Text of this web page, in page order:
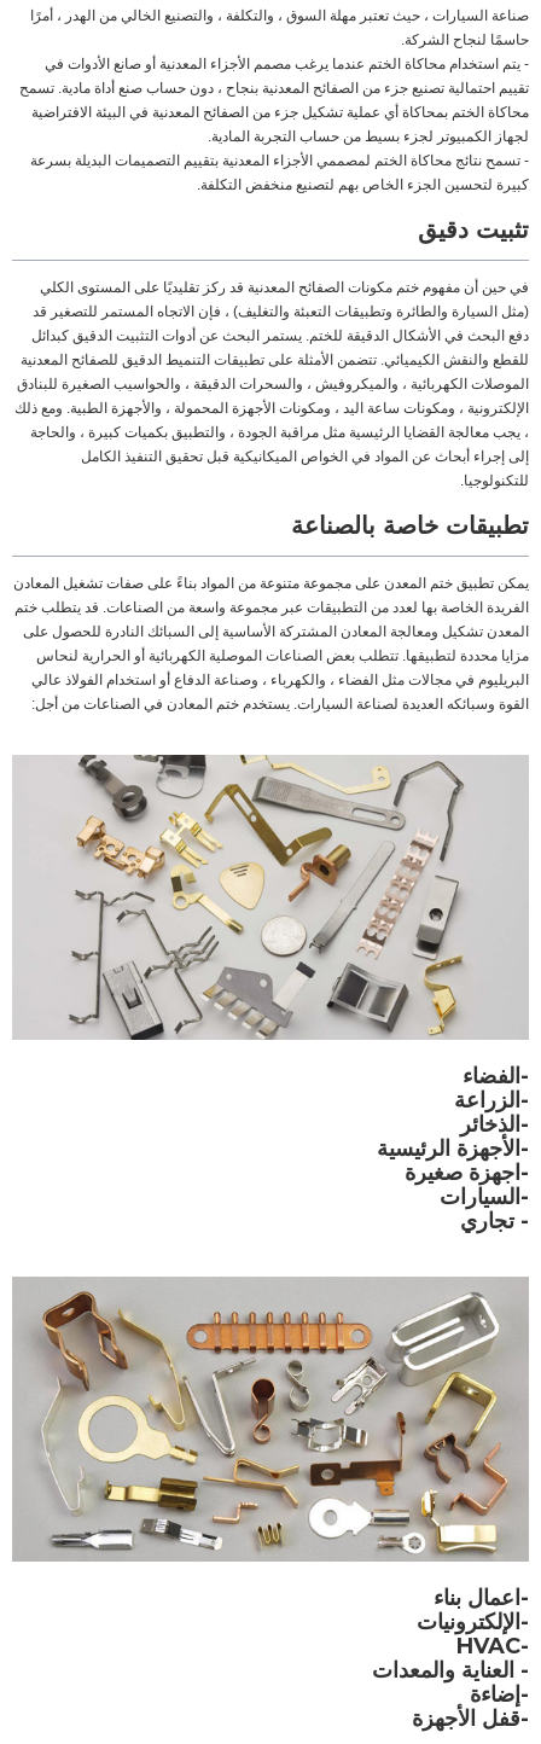
صناعة السيارات ، حيث تعتبر مهلة السوق ، والتكلفة ، والتصنيع الخالي من الهدر ، أمرًا
حاسمًا لنجاح الشركة.
- يتم استخدام محاكاة الختم عندما يرغب مصمم الأجزاء المعدنية أو صانع الأدوات في
تقييم احتمالية تصنيع جزء من الصفائح المعدنية بنجاح ، دون حساب صنع أداة مادية. تسمح
محاكاة الختم بمحاكاة أي عملية تشكيل جزء من الصفائح المعدنية في البيئة الافتراضية
لجهاز الكمبيوتر لجزء بسيط من حساب التجربة المادية.
- تسمح نتائج محاكاة الختم لمصممي الأجزاء المعدنية بتقييم التصميمات البديلة بسرعة
كبيرة لتحسين الجزء الخاص بهم لتصنيع منخفض التكلفة.
تثبيت دقيق
في حين أن مفهوم ختم مكونات الصفائح المعدنية قد ركز تقليديًا على المستوى الكلي
(مثل السيارة والطائرة وتطبيقات التعبئة والتغليف) ، فإن الاتجاه المستمر للتصغير قد
دفع البحث في الأشكال الدقيقة للختم. يستمر البحث عن أدوات التثبيت الدقيق كبدائل
للقطع والنقش الكيميائي. تتضمن الأمثلة على تطبيقات التنميط الدقيق للصفائح المعدنية
الموصلات الكهربائية ، والميكروفيش ، والسحرات الدقيقة ، والحواسيب الصغيرة للبنادق
الإلكترونية ، ومكونات ساعة اليد ، ومكونات الأجهزة المحمولة ، والأجهزة الطبية. ومع ذلك
، يجب معالجة القضايا الرئيسية مثل مراقبة الجودة ، والتطبيق بكميات كبيرة ، والحاجة
إلى إجراء أبحاث عن المواد في الخواص الميكانيكية قبل تحقيق التنفيذ الكامل
للتكنولوجيا.
تطبيقات خاصة بالصناعة
يمكن تطبيق ختم المعدن على مجموعة متنوعة من المواد بناءً على صفات تشغيل المعادن
الفريدة الخاصة بها لعدد من التطبيقات عبر مجموعة واسعة من الصناعات. قد يتطلب ختم
المعدن تشكيل ومعالجة المعادن المشتركة الأساسية إلى السبائك النادرة للحصول على
مزايا محددة لتطبيقها. تتطلب بعض الصناعات الموصلية الكهربائية أو الحرارية لنحاس
البريليوم في مجالات مثل الفضاء ، والكهرباء ، وصناعة الدفاع أو استخدام الفولاذ عالي
القوة وسبائكه العديدة لصناعة السيارات. يستخدم ختم المعادن في الصناعات من أجل:
-الفضاء
-الزراعة
-الذخائر
-الأجهزة الرئيسية
-اجهزة صغيرة
-السيارات
- تجاري
-اعمال بناء
-الإلكترونيات
-HVAC
- العناية والمعدات
-إضاءة
-قفل الأجهزة